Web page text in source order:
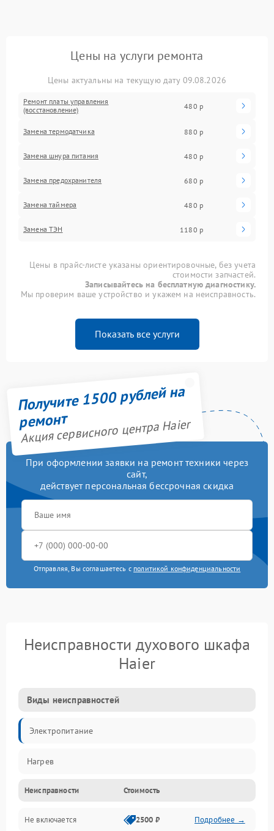
Цены на услуги ремонта
Цены актуальны на текущую дату 09.08.2026
Ремонт платы управления
(восстановление)
480 р
Замена термодатчика 880 р
Замена шнура питания 480 р
Замена предохранителя 680 р
Замена таймера 480 р
Замена ТЭН 1180 р
Цены в прайс-листе указаны ориентировочные, без учета
стоимости запчастей.
Записывайтесь на бесплатную диагностику.
Мы проверим ваше устройство и укажем на неисправность.
Показать все услуги
Получите 1500 рублей на
ремонт
Акция сервисного центра Haier
При оформлении заявки на ремонт техники через
сайт,
действует персональная бессрочная скидка
Отправляя, Вы соглашаетесь с политикой конфиденциальности
Неисправности духового шкафа
Haier
Виды неисправностей
Электропитание
Нагрев
Неисправности Стоимость
Не включается 2500 ₽ Подробнее →